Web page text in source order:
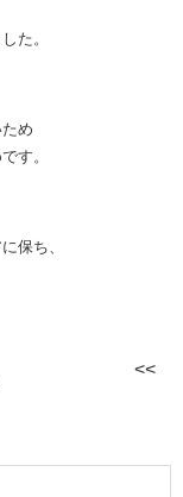
た。
め
す。
保ち、